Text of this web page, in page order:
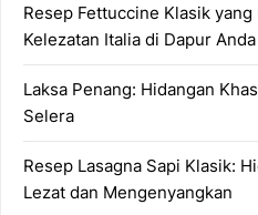
Resep Fettuccine Klasik
Kelezatan Italia di Dapur Anda
Laksa Penang: Hidangan
Selera
Resep Lasagna Sapi Klasik:
Lezat dan Mengenyangkan